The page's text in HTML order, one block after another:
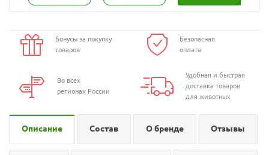
Бонусы за покупку
товаров
Безопасная
оплата
Во всех
регионах России
Удобная и быстрая
доставка товаров
для животных
Описание Состав О бренде Отзывы